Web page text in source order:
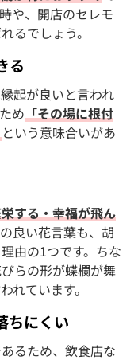
や、開店のセレモ
るでしょう。
る
起が良いと言われ
め「その場に根付
という意味合いがあ
する・幸福が飛ん
良い花言葉も、胡
由の1つです。ちな
らの形が蝶欄が舞
れています。
ちにくい
るため、飲食店な